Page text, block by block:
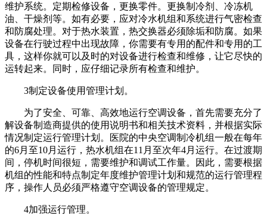
维护系统。定期检修设备，更换零件。更换制冷剂、冷冻机
油、干燥剂等。如有必要，应对冷水机组和系统进行气密检查
和防腐处理。对于热水装置，热交换器必须除垢和防腐。如果
设备在行驶过程中出现故障，你需要有专用的配件和专用的工
具，这样你就可以及时的对设备进行检查和维修，让它尽快的
运转起来。同时，应仔细记录所有检查和维护。
3制定设备使用管理计划。
为了安全、可靠、高效地运行空调设备，首先需要充分了
解设备制造商提供的使用说明书和相关技术资料，并根据实际
情况制定运行管理计划。医院的中央空调制冷机组一般在每年
的6月至10月运行，热水机组在11月至次年4月运行。在过渡期
间，停机时间很短，需要维护和调试工作量。因此，需要根据
机组的性能和特点制定年度维护管理计划和规范的运行管理程
序，操作人员必须严格遵守空调设备的管理规定。
4加强运行管理。